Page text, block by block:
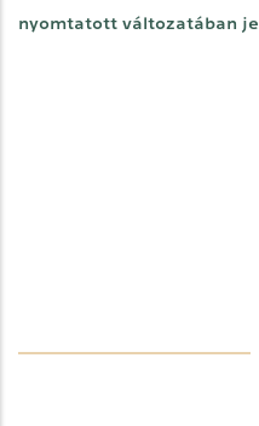
nyomtatott változatában